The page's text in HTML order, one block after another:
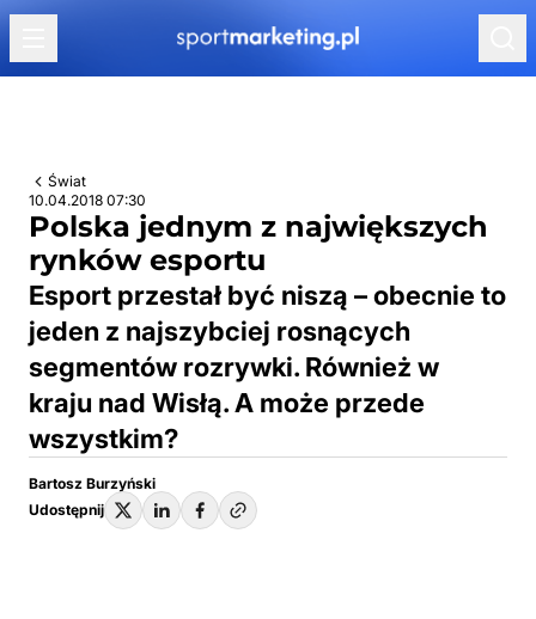
Przejdź do treści
Świat
10.04.2018 07:30
Polska jednym z największych
rynków esportu
Esport przestał być niszą – obecnie to
jeden z najszybciej rosnących
segmentów rozrywki. Również w
kraju nad Wisłą. A może przede
wszystkim?
Bartosz Burzyński
Udostępnij